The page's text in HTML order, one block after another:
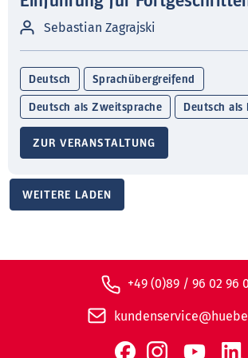
Sebastian Zagrajski
Deutsch Sprachübergreifend
Deutsch als Zweitsprache Deutsch als
ZUR VERANSTALTUNG
WEITERE LADEN
+49 (0)89 / 96 02 96